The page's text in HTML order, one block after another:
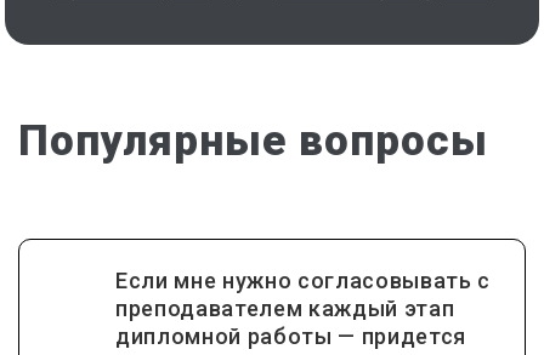
Популярные вопросы
Если мне нужно согласовывать с
преподавателем каждый этап
дипломной работы — придется